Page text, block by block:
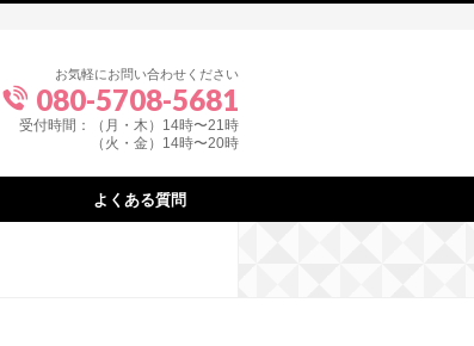
お気軽にお問い合わせください
080-5708-5681
受付時間：（月・木）14時〜21時
（火・金）14時〜20時
よくある質問